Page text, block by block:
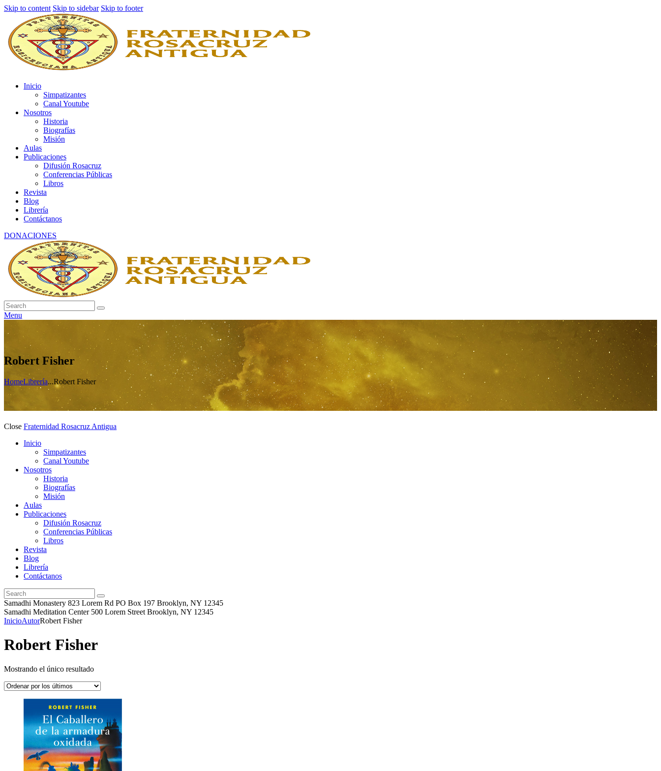
Skip to content Skip to sidebar Skip to footer
Inicio
Simpatizantes
Canal Youtube
Nosotros
Historia
Biografías
Misión
Aulas
Publicaciones
Difusión Rosacruz
Conferencias Públicas
Libros
Revista
Blog
Librería
Contáctanos
DONACIONES
Menu
Robert Fisher
HomeLibrería...Robert Fisher
Close Fraternidad Rosacruz Antigua
Inicio
Simpatizantes
Canal Youtube
Nosotros
Historia
Biografías
Misión
Aulas
Publicaciones
Difusión Rosacruz
Conferencias Públicas
Libros
Revista
Blog
Librería
Contáctanos
Samadhi Monastery 823 Lorem Rd PO Box 197 Brooklyn, NY 12345
Samadhi Meditation Center 500 Lorem Street Brooklyn, NY 12345
InicioAutorRobert Fisher
Robert Fisher
Mostrando el único resultado